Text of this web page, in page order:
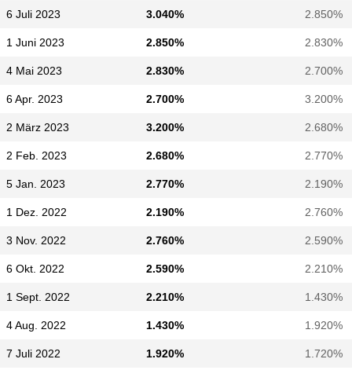
6 Juli 2023 3.040% 2.850%
1 Juni 2023 2.850% 2.830%
4 Mai 2023 2.830% 2.700%
6 Apr. 2023 2.700% 3.200%
2 März 2023 3.200% 2.680%
2 Feb. 2023 2.680% 2.770%
5 Jan. 2023 2.770% 2.190%
1 Dez. 2022 2.190% 2.760%
3 Nov. 2022 2.760% 2.590%
6 Okt. 2022 2.590% 2.210%
1 Sept. 2022 2.210% 1.430%
4 Aug. 2022 1.430% 1.920%
7 Juli 2022 1.920% 1.720%